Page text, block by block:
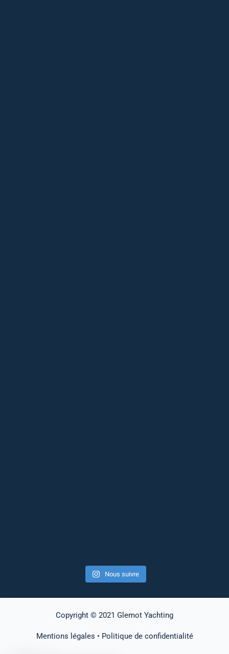
Nous suivre
Copyright © 2021 Glemot Yachting
Mentions légales • Politique de confidentialité